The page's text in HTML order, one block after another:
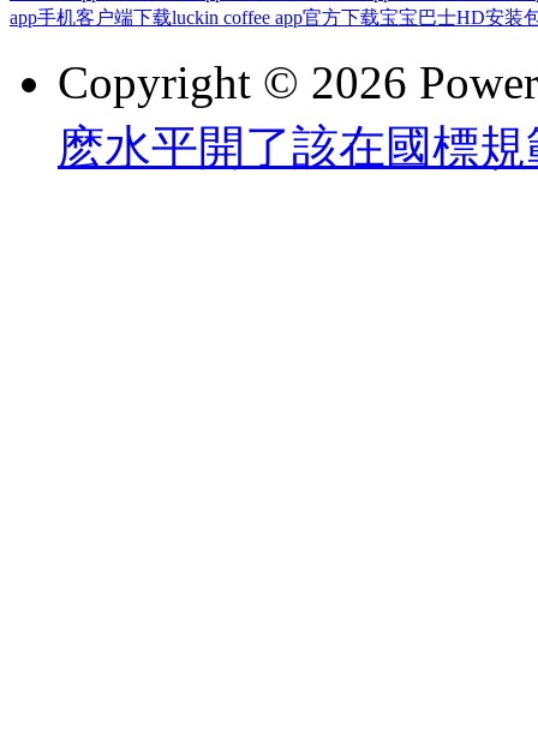
app手机客户端下载luckin coffee app官方下载宝宝巴士HD安装
Copyright © 2026
麽水平開了該在國標規